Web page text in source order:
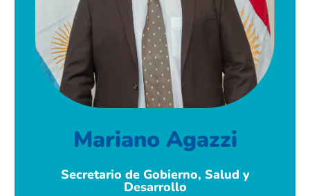
Mariano Agazzi
Secretario de Gobierno, Salud y
Desarrollo